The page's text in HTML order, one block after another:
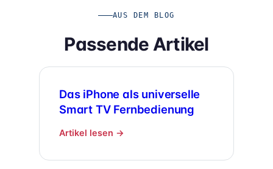
AUS DEM BLOG
Passende Artikel
Das iPhone als universelle
Smart TV Fernbedienung
Artikel lesen →